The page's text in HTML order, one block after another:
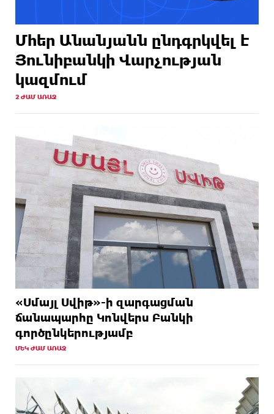
Մհեր Անանյանն ընդգրկվել է
Յունիբանկի Վարչության
կազմում
2 ԺԱՄ ԱՌԱՋ
«Սմայլ Սվիթ»-ի զարգացման
ճանապարհը Կոնվերս Բանկի
գործընկերությամբ
ՄԵԿ ԺԱՄ ԱՌԱՋ